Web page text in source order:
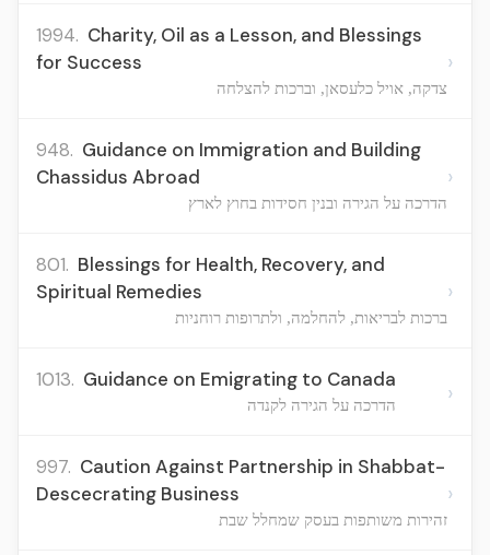
1994. Charity, Oil as a Lesson, and Blessings
for Success
צדקה, אויל כלעסאן, וברכות להצלחה
›
948. Guidance on Immigration and Building
Chassidus Abroad
הדרכה על הגירה ובנין חסידות בחוץ לארץ
›
801. Blessings for Health, Recovery, and
Spiritual Remedies
ברכות לבריאות, להחלמה, ולתרופות רוחניות
›
1013. Guidance on Emigrating to Canada
הדרכה על הגירה לקנדה ›
997. Caution Against Partnership in Shabbat-
Descecrating Business
זהירות משותפות בעסק שמחלל שבת
›